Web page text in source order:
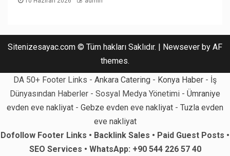
Sitenizesayac.com © Tüm hakları Saklıdır. | Newsever by AF
themes.
DA 50+ Footer Links - Ankara Catering - Konya Haber - İş
Dünyasından Haberler - Sosyal Medya Yönetimi - Ümraniye
evden eve nakliyat - Gebze evden eve nakliyat - Tuzla evden
eve nakliyat
Dofollow Footer Links • Backlink Sales • Paid Guest Posts •
SEO Services • WhatsApp: +90 544 226 57 40